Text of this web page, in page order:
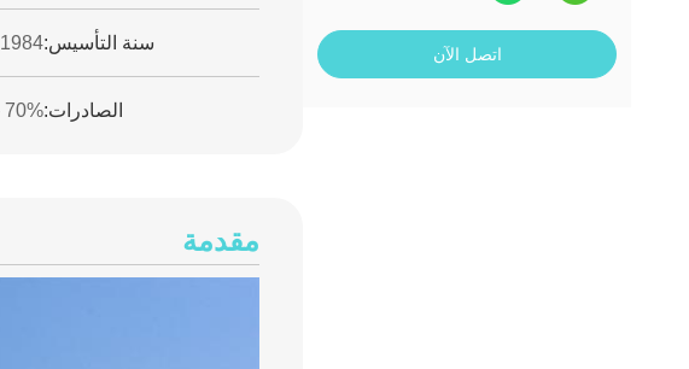
اتصل الآن
سنة التأسيس:1984
الصادرات:70% - 80%
مقدمة